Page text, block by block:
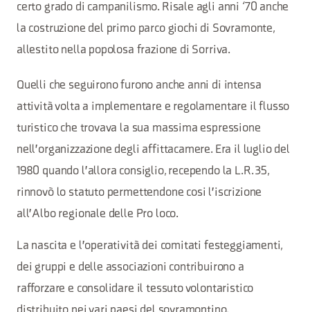
certo grado di campanilismo. Risale agli anni ‘70 anche
la costruzione del primo parco giochi di Sovramonte,
allestito nella popolosa frazione di Sorriva.
Quelli che seguirono furono anche anni di intensa
attività volta a implementare e regolamentare il flusso
turistico che trovava la sua massima espressione
nell'organizzazione degli affittacamere. Era il luglio del
1980 quando l'allora consiglio, recependo la L.R. 35,
rinnovò lo statuto permettendone cosi l'iscrizione
all'Albo regionale delle Pro loco.
La nascita e l'operatività dei comitati festeggiamenti,
dei gruppi e delle associazioni contribuirono a
rafforzare e consolidare il tessuto volontaristico